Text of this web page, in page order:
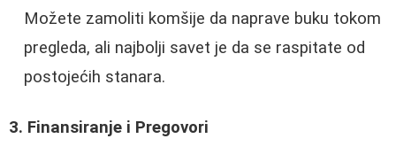
Možete zamoliti komšije da naprave buku tokom
pregleda, ali najbolji savet je da se raspitate od
postojećih stanara.
3. Finansiranje i Pregovori